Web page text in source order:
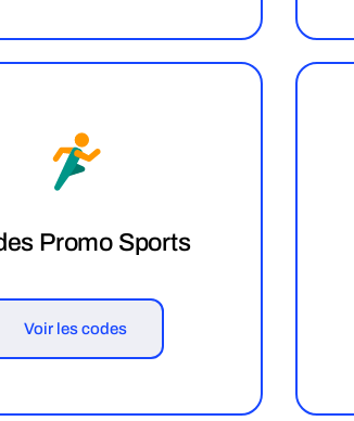
Promo Sports
Voir les codes